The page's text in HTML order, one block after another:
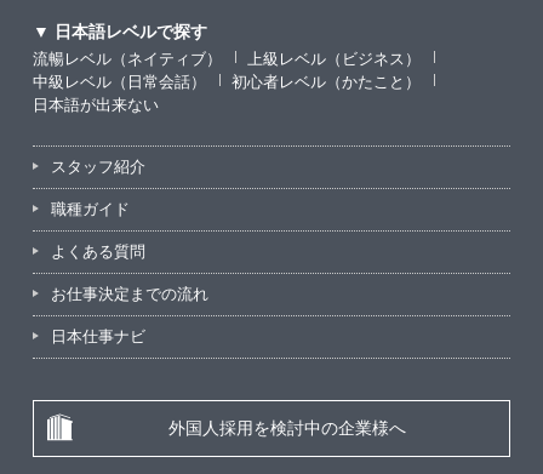
▼ 日本語レベルで探す
流暢レベル（ネイティブ）
上級レベル（ビジネス）
中級レベル（日常会話）
初心者レベル（かたこと）
日本語が出来ない
スタッフ紹介
職種ガイド
よくある質問
お仕事決定までの流れ
日本仕事ナビ
外国人採用を検討中の企業様へ